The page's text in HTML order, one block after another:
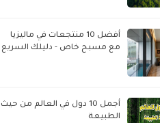
أفضل 10 منتجعات في ماليزيا
مع مسبح خاص - دليلك السريع
أجمل 10 دول في العالم من حيث
الطبيعة